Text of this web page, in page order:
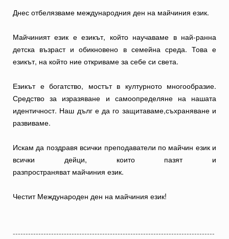
Днес отбелязваме международния ден на майчиния език.
Майчиният език е езикът, който научаваме в най-ранна
детска възраст и обикновено в семейна среда. Това е
езикът, на който ние откриваме за себе си света.
Езикът е богатство, мостът в културното многообразие.
Средство за изразяване и самоопределяне на нашата
идентичност. Наш дълг е да го защитаваме,съхраняване и
развиваме.
Искам да поздравя всички преподаватели по майчин език и
всички дейци, които пазят и
разпространяват майчиния език.
Честит Международен ден на майчиния език!
-------------------------------------------------------------------------------